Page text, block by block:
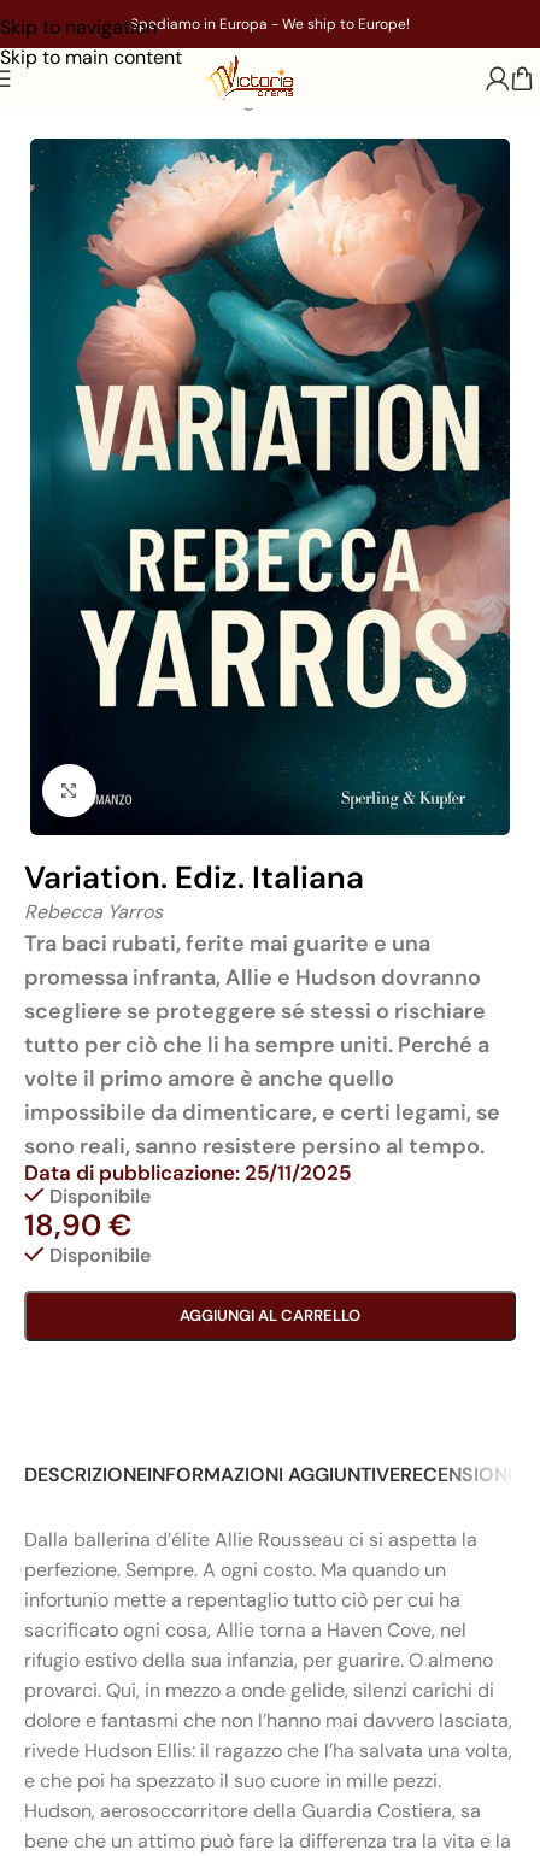
Skip to navigation
Skip to main content
Spediamo in Europa - We ship to Europe!
Young Adult
Click to enlarge
Variation. Ediz. Italiana
Rebecca Yarros
Tra baci rubati, ferite mai guarite e una
promessa infranta, Allie e Hudson dovranno
scegliere se proteggere sé stessi o rischiare
tutto per ciò che li ha sempre uniti. Perché a
volte il primo amore è anche quello
impossibile da dimenticare, e certi legami, se
sono reali, sanno resistere persino al tempo.
Data di pubblicazione: 25/11/2025
Disponibile
18,90€
Disponibile
AGGIUNGI AL CARRELLO
DESCRIZIONEINFORMAZIONI AGGIUNTIVERECENSIONI
Dalla ballerina d’élite Allie Rousseau ci si aspetta la
perfezione. Sempre. A ogni costo. Ma quando un
infortunio mette a repentaglio tutto ciò per cui ha
sacrificato ogni cosa, Allie torna a Haven Cove, nel
rifugio estivo della sua infanzia, per guarire. O almeno
provarci. Qui, in mezzo a onde gelide, silenzi carichi di
dolore e fantasmi che non l’hanno mai davvero lasciata,
rivede Hudson Ellis: il ragazzo che l’ha salvata una volta,
e che poi ha spezzato il suo cuore in mille pezzi.
Hudson, aerosoccorritore della Guardia Costiera, sa
bene che un attimo può fare la differenza tra la vita e la